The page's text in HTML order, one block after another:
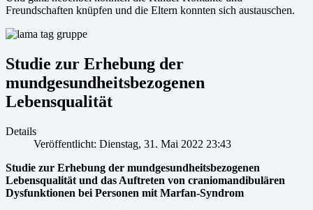
Freundschaften knüpfen und die Eltern konnten sich austauschen.
Studie zur Erhebung der
mundgesundheitsbezogenen
Lebensqualität
Details
Veröffentlicht: Dienstag, 31. Mai 2022 23:43
Studie zur Erhebung der mundgesundheitsbezogenen
Lebensqualität und das Auftreten von craniomandibulären
Dysfunktionen bei Personen mit Marfan-Syndrom